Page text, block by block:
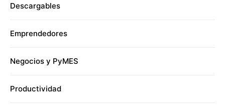
Descargables
Emprendedores
Negocios y PyMES
Productividad